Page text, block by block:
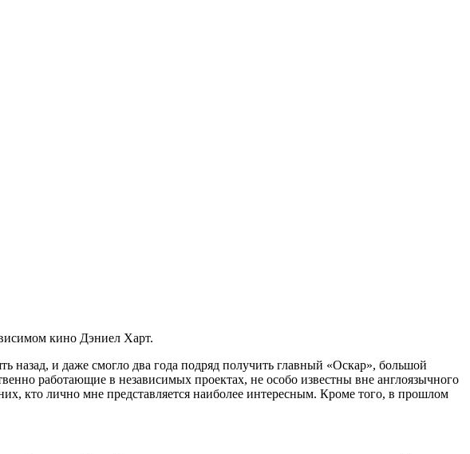
кино Дэниел Харт.
назад, и даже смогло два года подряд получить главный «Оскар», большой
работающие в независимых проектах, не особо известны вне англоязычного
кто лично мне представляется наиболее интересным. Кроме того, в прошлом